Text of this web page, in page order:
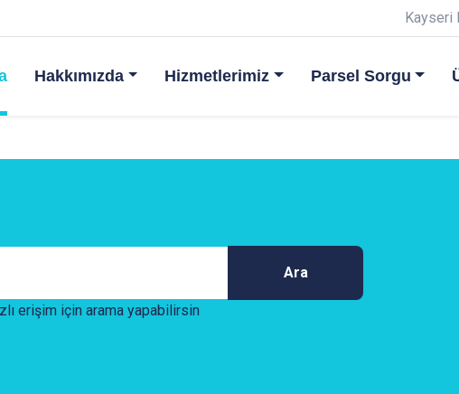
Kayseri
Hakkımızda Hizmetlerimiz Parsel Sorgu
Ara
erişim için arama yapabilirsin